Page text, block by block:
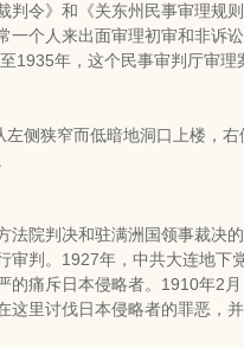
令》和《关东州民事审理规
个人来出面审理初审和非诉
1935年，这个民事审判厅审理
侧狭窄而低暗地洞口上楼，右
法院判决和驻满洲国领事裁决
判。1927年，中共大连地下
痛斥日本侵略者。1910年2
里讨伐日本侵略者的罪恶，并